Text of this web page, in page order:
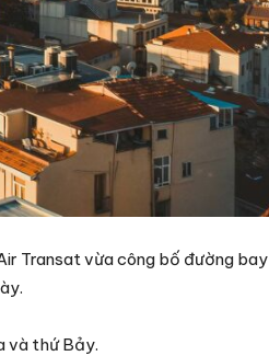
Transat vừa công bố đường bay
và thứ Bảy.